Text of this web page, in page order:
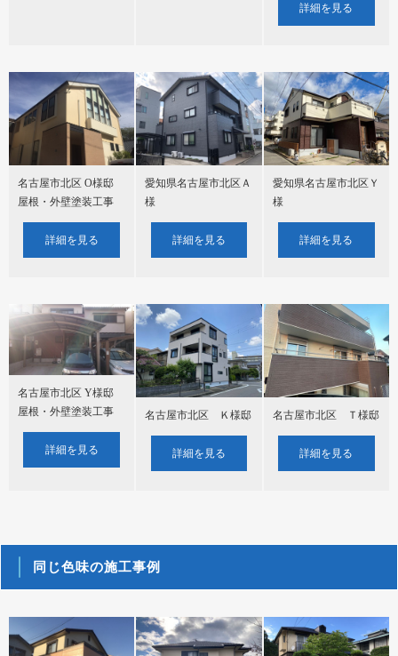
詳細を見る
名古屋市北区 O様邸
屋根・外壁塗装工事
詳細を見る
愛知県名古屋市北区Ａ
様
詳細を見る
愛知県名古屋市北区Ｙ
様
詳細を見る
名古屋市北区 Y様邸
屋根・外壁塗装工事
詳細を見る
名古屋市北区 Ｋ様邸
詳細を見る
名古屋市北区 Ｔ様邸
詳細を見る
同じ色味の施工事例